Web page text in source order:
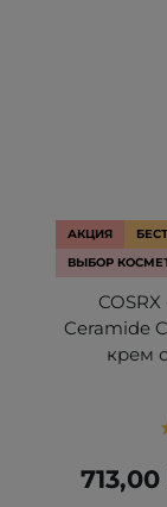
АКЦИЯ
ВЫБОР
Ceramide
крем